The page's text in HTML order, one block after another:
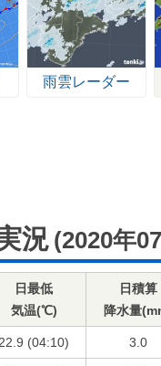
雨雲レーダー
況 (2020年
日最低
気温(℃)
日積算
降水量
22.9 (04:10) 3.0